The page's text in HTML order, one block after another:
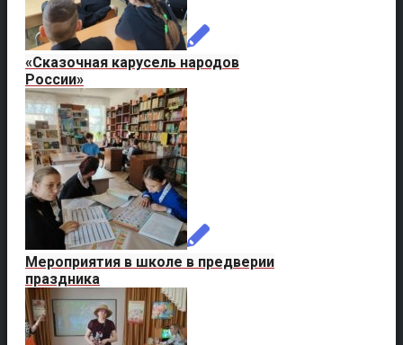
«Сказочная карусель народов
России»
Мероприятия в школе в предверии
праздника